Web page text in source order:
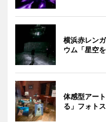
横浜赤レン
ウム「星空
体感型アー
る」フォト